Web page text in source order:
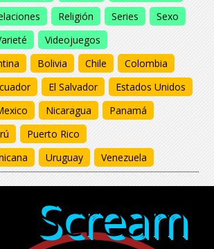
Religión Series
Sexo
Videojuegos
Bolivia Chile
Colombia
El Salvador
Estados Unidos
Nicaragua
Panamá
Puerto Rico
Uruguay Venezuela
Scream
Scream
Scream
Scream